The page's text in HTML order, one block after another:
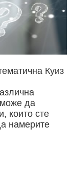
Куиз
може да
които сте
намерите